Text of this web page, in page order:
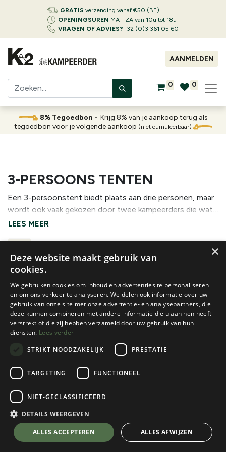
GRATIS verzending vanaf €50 (BE)
OPENINGSUREN MA - ZA van 10u tot 18u
VRAGEN OF ADVIES?+32 (0)3 361 05 60
AANMELDEN
0 0
8% Tegoedbon - Krijg 8% van je aankoop terug als
tegoedbon voor je volgende aankoop (niet cumuleerbaar)
3-PERSOONS TENTEN
Een 3-persoonstent biedt plaats aan drie personen, maar
wordt ook vaak gekozen door twee kampeerders die wat
meer leef- en slaapruimte wensen. Ze zijn doorgaans
aantal ingangen, de beschikbare bagageruimte en de
hoogte van de tent. Zeker wanneer je meerdere dagen op
dezelfde plaats verblijft, kan wat extra ruimte een groot
verschil maken.
Graag nog meer informatie
TENTEN KEUZEGIDS
Nemo
DAGGER OSMO RIDGE 3P
1 color(s) available
€699,95
Wechsel
×
Deze website maakt gebruik van
cookies.
We gebruiken cookies om inhoud en advertenties te personaliseren
en om ons verkeer te analyseren. We delen ook informatie over uw
gebruik van onze site met onze advertentie- en analysepartners, die
deze kunnen combineren met andere informatie die u aan hen heeft
verstrekt of die zij hebben verzameld door uw gebruik van hun
diensten. Lees verder
STRIKT NOODZAKELIJK
PRESTATIE
TARGETING FUNCTIONEEL
NIET-GECLASSIFICEERD
DETAILS WEERGEVEN
ALLES ACCEPTEREN ALLES AFWIJZEN